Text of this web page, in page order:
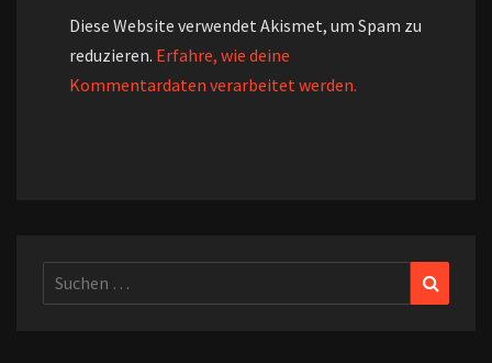
Diese Website verwendet Akismet, um Spam zu
reduzieren. Erfahre, wie deine
Kommentardaten verarbeitet werden.
Suchen
nach: